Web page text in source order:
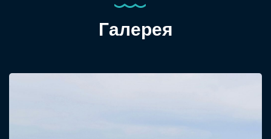
Галерея